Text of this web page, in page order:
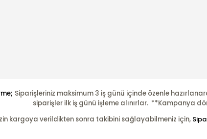
Siparişleriniz maksimum 3 iş günü içinde özenle
siparişler ilk iş günü işleme alınırlar. **Kampanya
kargoya verildikten sonra takibini sağlayabilmeniz için,